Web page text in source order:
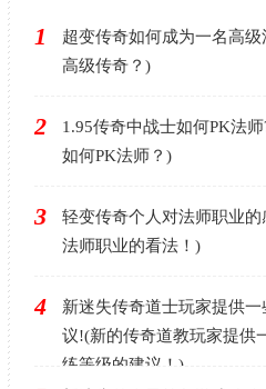
1
超变传奇如何成为一名高级
高级传奇？)
2
1.95传奇中战士如何PK法
如何PK法师？)
3
轻变传奇个人对法师职业
法师职业的看法！)
4
新迷失传奇道士玩家提供
议!(新的传奇道教玩家提供
练等级的建议！)